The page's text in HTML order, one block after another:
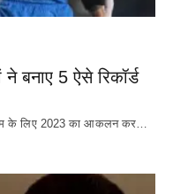
बनाए 5 ऐसे रिकॉर्ड
के लिए 2023 का आकलन कर…